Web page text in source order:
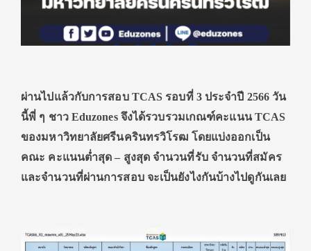
ผ่านไปแล้วกับการสอบ TCAS รอบที่ 3 ประจำปี 2566 วัน
นี้พี่ ๆ ชาว Eduzones จึงได้รวบรวมเกณฑ์คะแนน TCAS
ของมหาวิทยาลัยศรีนครินทรวิโรฒ โดยแบ่งออกเป็น
คณะ คะแนนต่ำสุด – สูงสุด จำนวนที่รับ จำนวนที่สมัคร
และจำนวนที่ผ่านการสอบ จะเป็นยังไงกันบ้างไปดูกันเลย